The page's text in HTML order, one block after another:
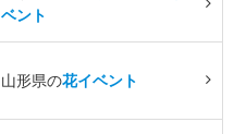
ベント
山形県の花イベント